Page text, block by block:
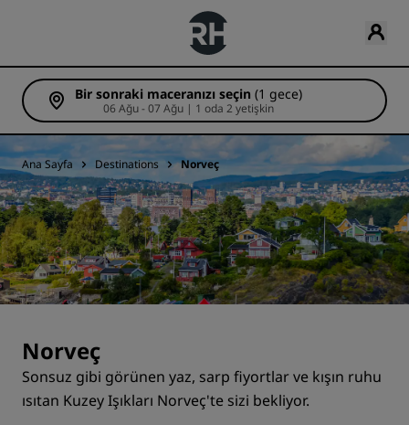
Bir sonraki maceranızı seçin (1 gece)
06 Ağu - 07 Ağu | 1 oda 2 yetişkin
Ana Sayfa Destinations Norveç
Norveç
Sonsuz gibi görünen yaz, sarp fiyortlar ve kışın ruhu
ısıtan Kuzey Işıkları Norveç'te sizi bekliyor.